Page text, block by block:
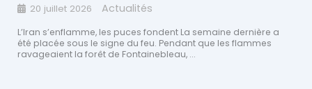
20 juillet 2026 Actualités
L’Iran s’enflamme, les puces fondent La semaine dernière a
été placée sous le signe du feu. Pendant que les flammes
ravageaient la forêt de Fontainebleau, ...